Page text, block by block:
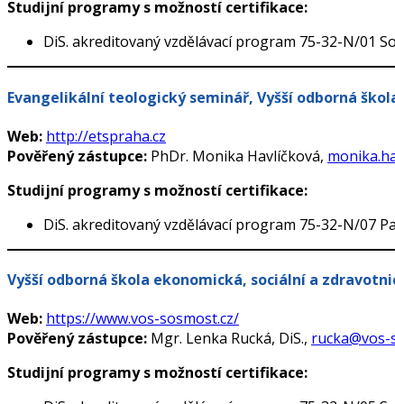
Studijní programy s možností certifikace:
DiS. akreditovaný vzdělávací program 75-32-N/01
Evangelikální teologický seminář, Vyšší odborná
Web: http://etspraha.cz
Pověřený zástupce: PhDr. Monika Havlíčková,
Studijní programy s možností certifikace:
DiS. akreditovaný vzdělávací program 75-32-N/07
Vyšší odborná škola ekonomická, sociální a
Web: https://www.vos-sosmost.cz/
Pověřený zástupce: Mgr. Lenka Rucká, DiS.,
Studijní programy s možností certifikace: